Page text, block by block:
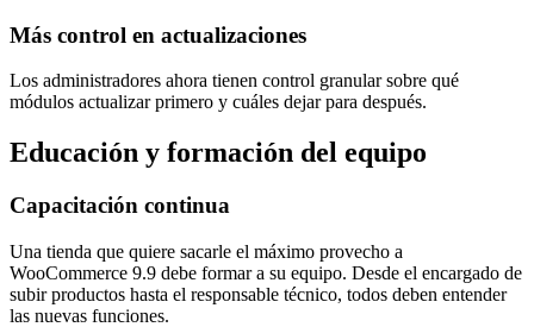
Más control en actualizaciones
Los administradores ahora tienen control granular sobre qué
módulos actualizar primero y cuáles dejar para después.
Educación y formación del equipo
Capacitación continua
Una tienda que quiere sacarle el máximo provecho a
WooCommerce 9.9 debe formar a su equipo. Desde el encargado de
subir productos hasta el responsable técnico, todos deben entender
las nuevas funciones.